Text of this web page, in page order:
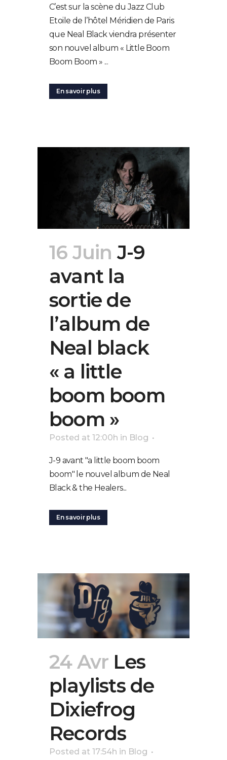
C’est sur la scène du Jazz Club
Etoile de l’hôtel Méridien de Paris
que Neal Black viendra présenter
son nouvel album « Little Boom
Boom Boom » ...
En savoir plus
16 Juin J-9
avant la
sortie de
l’album de
Neal black
« a little
boom boom
boom »
Posted at 12:00h in Blog
J-9 avant "a little boom boom
boom" le nouvel album de Neal
Black & the Healers...
En savoir plus
24 Avr Les
playlists de
Dixiefrog
Records
Posted at 17:54h in Blog